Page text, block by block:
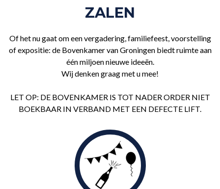
ZALEN
Of het nu gaat om een vergadering, familiefeest, voorstelling
of expositie: de Bovenkamer van Groningen biedt ruimte aan
één miljoen nieuwe ideeën.
Wij denken graag met u mee!
LET OP: DE BOVENKAMER IS TOT NADER ORDER NIET
BOEKBAAR IN VERBAND MET EEN DEFECTE LIFT.